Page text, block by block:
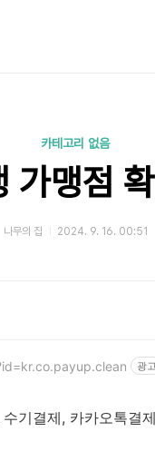
카테고리 없음
가맹점
나무의 집 2024. 9. 16. 00:51
광고
기결제, 카카오톡결